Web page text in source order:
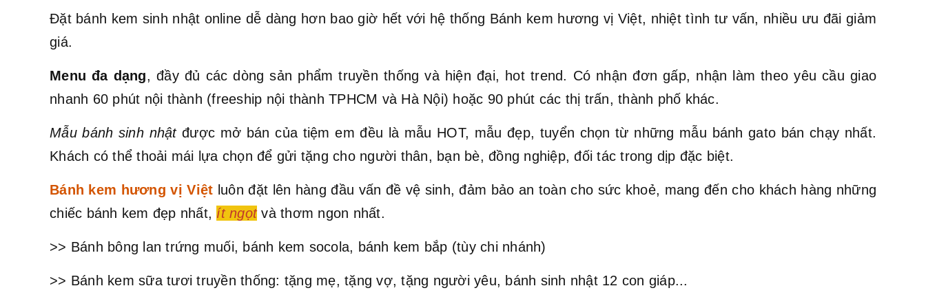
Đặt bánh kem sinh nhật online dễ dàng hơn bao giờ hết với hệ thống Bánh kem hương vị Việt, nhiệt tình tư vấn, nhiều ưu đãi giảm
giá.
Menu đa dạng, đầy đủ các dòng sản phẩm truyền thống và hiện đại, hot trend. Có nhận đơn gấp, nhận làm theo yêu cầu giao
nhanh 60 phút nội thành (freeship nội thành TPHCM và Hà Nội) hoặc 90 phút các thị trấn, thành phố khác.
Mẫu bánh sinh nhậtđược mở bán của tiệm em đều là mẫu HOT, mẫu đẹp, tuyển chọn từ những mẫu bánh gato bán chạy nhất.
Khách có thể thoải mái lựa chọn để gửi tặng cho người thân, bạn bè, đồng nghiệp, đối tác trong dịp đặc biệt.
Bánh kem hương vị Việt luôn đặt lên hàng đầu vấn đề vệ sinh, đảm bảo an toàn cho sức khoẻ, mang đến cho khách hàng những
chiếc bánh kem đẹp nhất, ít ngọtvà thơm ngon nhất.
>> Bánh bông lan trứng muối, bánh kem socola, bánh kem bắp (tùy chi nhánh)
>> Bánh kem sữa tươi truyền thống: tặng mẹ, tặng vợ, tặng người yêu, bánh sinh nhật 12 con giáp...